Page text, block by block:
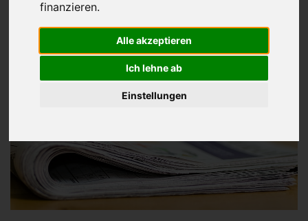
finanzieren.
Alle akzeptieren
Ich lehne ab
Einstellungen
"Initiative B30" bittet Benjamin
Strasser um Unterstützung